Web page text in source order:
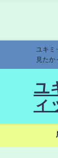
ユキミ
見たか
ユ
ィ